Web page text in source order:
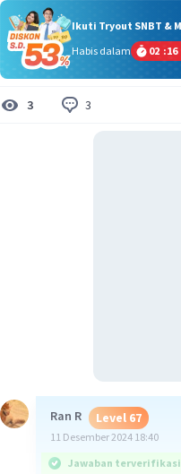
Ikuti Tryout SNBT &
Habis dalam
02 :16
3 3
Ran R Level 67
11 Desember 2024 18:40
Jawaban terverifikasi